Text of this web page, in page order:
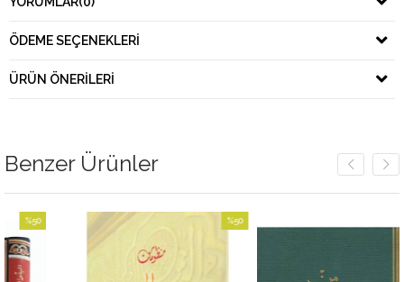
ÖDEME SEÇENEKLERI
ÜRÜN ÖNERILERI
Benzer Ürünler